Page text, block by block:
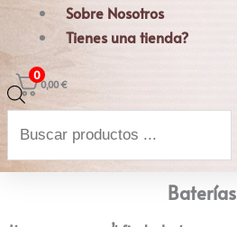
Sobre Nosotros
Tienes una tienda?
0
0,00€
Búsqueda
productos
Baterías